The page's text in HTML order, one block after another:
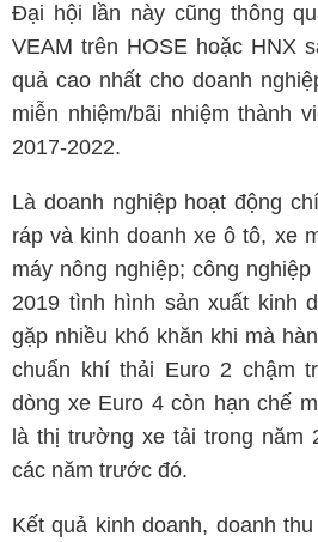
Đại hội lần này cũng thông
VEAM trên HOSE hoặc HNX
quả cao nhất cho doanh
miễn nhiệm/bãi nhiệm thành
2017-2022.
Là doanh nghiệp hoạt động
ráp và kinh doanh xe ô tô, xe
máy nông nghiệp; công
2019 tình hình sản xuất kinh
gặp nhiều khó khăn khi mà
chuẩn khí thải Euro 2 chậm
dòng xe Euro 4 còn hạn chế
là thị trường xe tải trong năm
các năm trước đó.
Kết quả kinh doanh, doanh